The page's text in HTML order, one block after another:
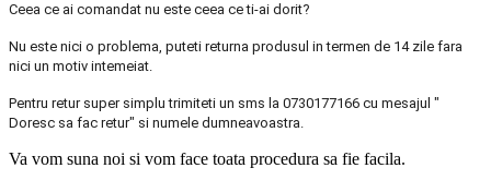
Ceea ce ai comandat nu este ceea ce ti-ai dorit?
Nu este nici o problema, puteti returna produsul in termen de 14 zile fara
nici un motiv intemeiat.
Pentru retur super simplu trimiteti un sms la 0730177166 cu mesajul "
Doresc sa fac retur" si numele dumneavoastra.
Va vom suna noi si vom face toata procedura sa fie facila.